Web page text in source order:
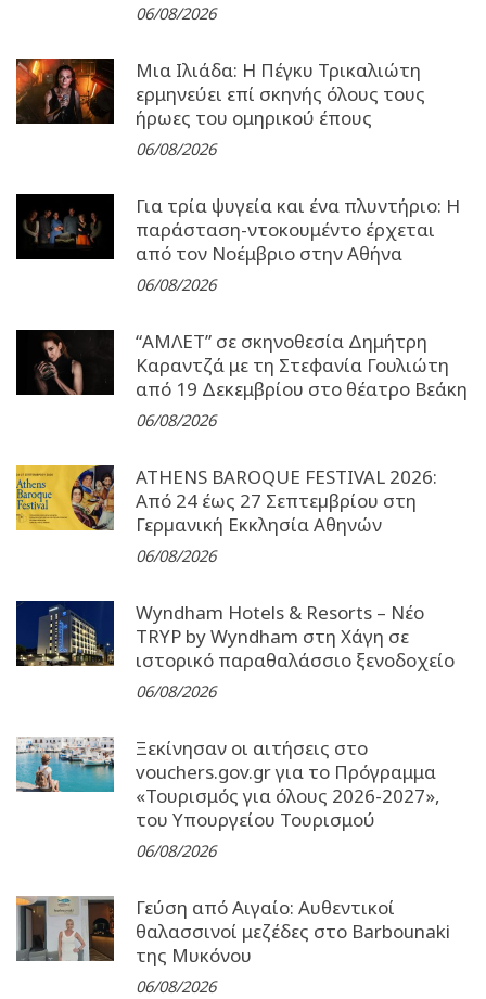
06/08/2026
Μια Ιλιάδα: H Πέγκυ Τρικαλιώτη
ερμηνεύει επί σκηνής όλους τους
ήρωες του ομηρικού έπους
06/08/2026
Για τρία ψυγεία και ένα πλυντήριο: Η
παράσταση-ντοκουμέντο έρχεται
από τον Νοέμβριο στην Αθήνα
06/08/2026
“ΑΜΛΕΤ” σε σκηνοθεσία Δημήτρη
Καραντζά με τη Στεφανία Γουλιώτη
από 19 Δεκεμβρίου στο θέατρο Βεάκη
06/08/2026
ATHENS BAROQUE FESTIVAL 2026:
Από 24 έως 27 Σεπτεµβρίου στη
Γερµανική Εκκλησία Αθηνών
06/08/2026
Wyndham Hotels & Resorts – Νέο
TRYP by Wyndham στη Χάγη σε
ιστορικό παραθαλάσσιο ξενοδοχείο
06/08/2026
Ξεκίνησαν οι αιτήσεις στο
vouchers.gov.gr για το Πρόγραμμα
«Τουρισμός για όλους 2026-2027»,
του Υπουργείου Τουρισμού
06/08/2026
Γεύση από Αιγαίο: Αυθεντικοί
θαλασσινοί μεζέδες στο Barbounaki
της Μυκόνου
06/08/2026